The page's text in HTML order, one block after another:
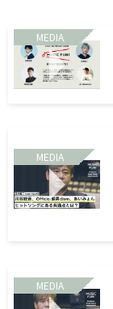
MEDIA
MEDIA
MEDIA